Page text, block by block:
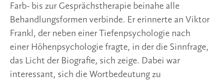
Farb- bis zur Gesprächstherapie beinahe alle
Behandlungsformen verbinde. Er erinnerte an Viktor
Frankl, der neben einer Tiefenpsychologie nach
einer Höhenpsychologie fragte, in der die Sinnfrage,
das Licht der Biografie, sich zeige. Dabei war
interessant, sich die Wortbedeutung zu